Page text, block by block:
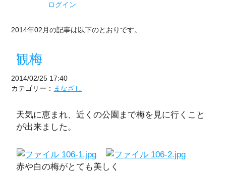
ログイン
2014年02月の記事は以下のとおりです。
観梅
2014/02/25 17:40
カテゴリー： まなざし
天気に恵まれ、近くの公園まで梅を見に行くこと
が出来ました。
赤や白の梅がとても美しく